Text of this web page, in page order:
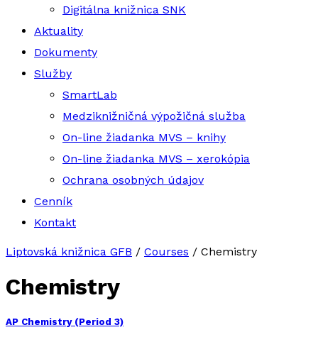
Digitálna knižnica SNK
Aktuality
Dokumenty
Služby
SmartLab
Medziknižničná výpožičná služba
On-line žiadanka MVS – knihy
On-line žiadanka MVS – xerokópia
Ochrana osobných údajov
Cenník
Kontakt
Liptovská knižnica GFB / Courses / Chemistry
Chemistry
AP Chemistry (Period 3)